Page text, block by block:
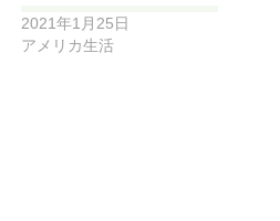
2021年1月25日
アメリカ生活